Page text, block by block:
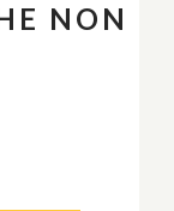
NON